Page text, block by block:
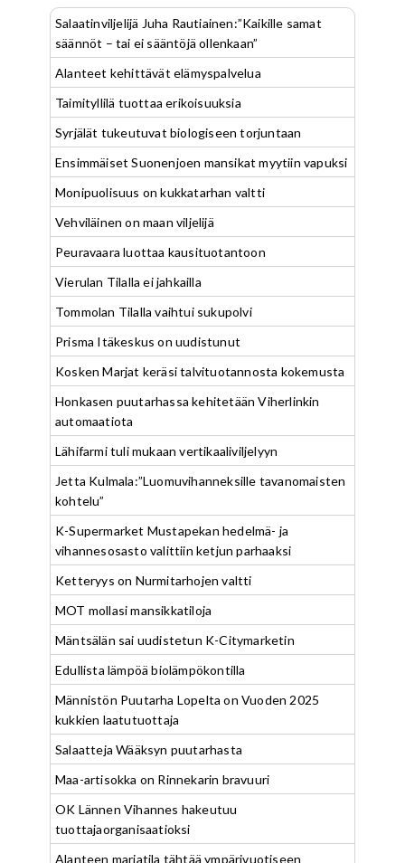
Salaatinviljelijä Juha Rautiainen:”Kaikille samat
säännöt – tai ei sääntöjä ollenkaan”
Alanteet kehittävät elämyspalvelua
Taimityllilä tuottaa erikoisuuksia
Syrjälät tukeutuvat biologiseen torjuntaan
Ensimmäiset Suonenjoen mansikat myytiin vapuksi
Monipuolisuus on kukkatarhan valtti
Vehviläinen on maan viljelijä
Peuravaara luottaa kausituotantoon
Vierulan Tilalla ei jahkailla
Tommolan Tilalla vaihtui sukupolvi
Prisma Itäkeskus on uudistunut
Kosken Marjat keräsi talvituotannosta kokemusta
Honkasen puutarhassa kehitetään Viherlinkin
automaatiota
Lähifarmi tuli mukaan vertikaaliviljelyyn
Jetta Kulmala:”Luomuvihanneksille tavanomaisten
kohtelu”
K-Supermarket Mustapekan hedelmä- ja
vihannesosasto valittiin ketjun parhaaksi
Ketteryys on Nurmitarhojen valtti
MOT mollasi mansikkatiloja
Mäntsälän sai uudistetun K-Citymarketin
Edullista lämpöä biolämpökontilla
Männistön Puutarha Lopelta on Vuoden 2025
kukkien laatutuottaja
Salaatteja Wääksyn puutarhasta
Maa-artisokka on Rinnekarin bravuuri
OK Lännen Vihannes hakeutuu
tuottajaorganisaatioksi
Alanteen marjatila tähtää ympärivuotiseen